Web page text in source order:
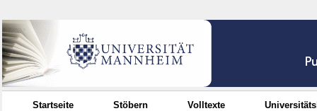
Startseite Stöbern Volltexte